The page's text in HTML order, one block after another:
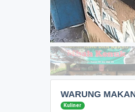
WARUNG
Kuliner